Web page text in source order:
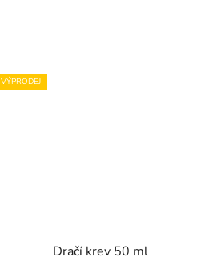
VÝPRODEJ
Dračí krev 50 ml